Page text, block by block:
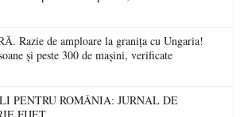
Razie de amploare la granița cu Ungaria!
și peste 300 de mașini, verificate
PENTRU ROMÂNIA: JURNAL DE